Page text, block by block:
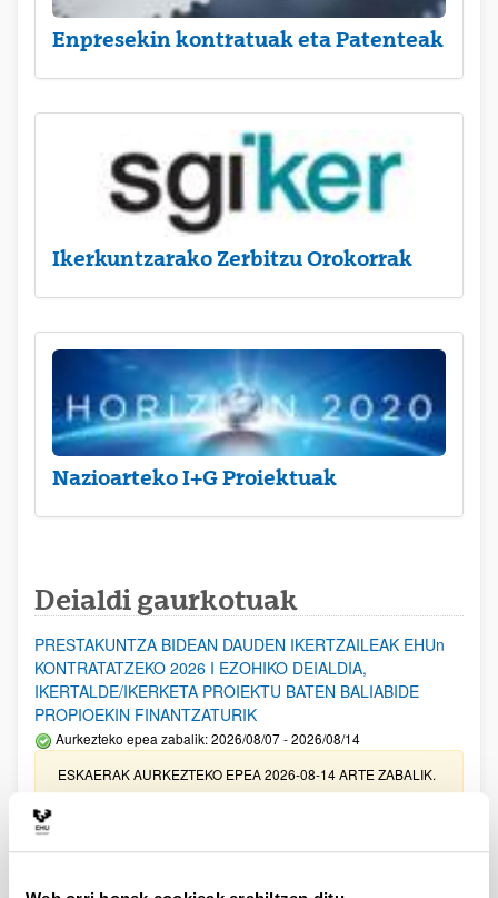
Enpresekin kontratuak eta Patenteak
Ikerkuntzarako Zerbitzu Orokorrak
Nazioarteko I+G Proiektuak
Deialdi gaurkotuak
PRESTAKUNTZA BIDEAN DAUDEN IKERTZAILEAK EHUn
KONTRATATZEKO 2026 I EZOHIKO DEIALDIA,
IKERTALDE/IKERKETA PROIEKTU BATEN BALIABIDE
PROPIOEKIN FINANTZATURIK
Aurkezteko epea zabalik: 2026/08/07 - 2026/08/14
ESKAERAK AURKEZTEKO EPEA 2026-08-14 ARTE ZABALIK.
UPV/EHUn Azpiegitura Zientifikoa eta Funts Bibliografikoak
erosi eta berritzeko laguntzak 2026